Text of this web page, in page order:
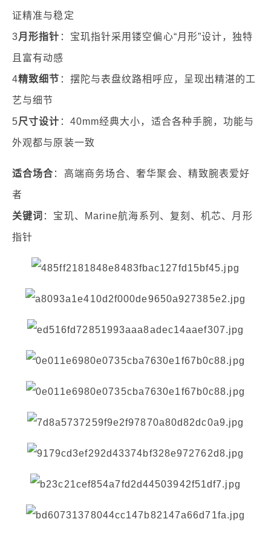
证精准与稳定
3月形指针 ：宝玑指针采用镂空偏心“月形”设计，独特
且富有动感
4精致细节 ：摆陀与表盘纹路相呼应，呈现出精湛的工
艺与细节
5尺寸设计 ：40mm经典大小，适合各种手腕，功能与
外观都与原装一致
适合场合 ：高端商务场合、奢华聚会、精致腕表爱好
者
关键词 ：宝玑、Marine航海系列、复刻、机芯、月形
指针